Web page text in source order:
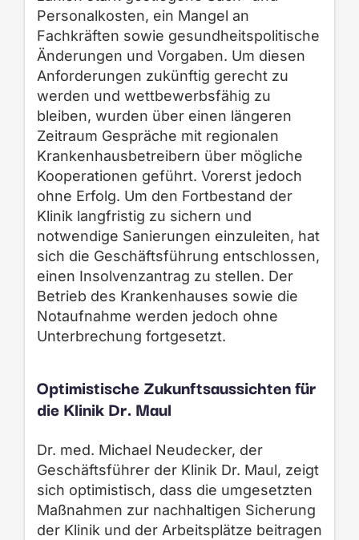
Personalkosten, ein Mangel an
Fachkräften sowie gesundheitspolitische
Änderungen und Vorgaben. Um diesen
Anforderungen zukünftig gerecht zu
werden und wettbewerbsfähig zu
bleiben, wurden über einen längeren
Zeitraum Gespräche mit regionalen
Krankenhausbetreibern über mögliche
Kooperationen geführt. Vorerst jedoch
ohne Erfolg. Um den Fortbestand der
Klinik langfristig zu sichern und
notwendige Sanierungen einzuleiten, hat
sich die Geschäftsführung entschlossen,
einen Insolvenzantrag zu stellen. Der
Betrieb des Krankenhauses sowie die
Notaufnahme werden jedoch ohne
Unterbrechung fortgesetzt.
Optimistische Zukunftsaussichten für
die Klinik Dr. Maul
Dr. med. Michael Neudecker, der
Geschäftsführer der Klinik Dr. Maul, zeigt
sich optimistisch, dass die umgesetzten
Maßnahmen zur nachhaltigen Sicherung
der Klinik und der Arbeitsplätze beitragen